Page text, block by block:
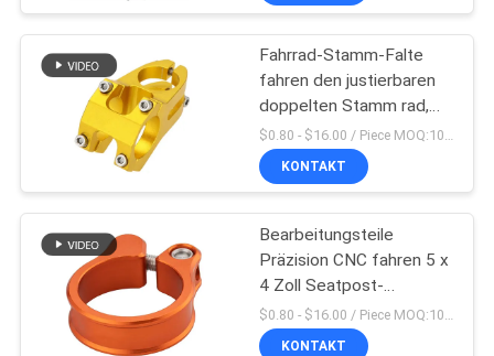
Fahrrad-Stamm-Falte
fahren den justierbaren
doppelten Stamm rad,
der in China hergestellt
wird
$0.80 - $16.00 / Piece MOQ:10 Stücke
KONTAKT
Bearbeitungsteile
Präzision CNC fahren 5 x
4 Zoll Seatpost-
Klammern-rad
$0.80 - $16.00 / Piece MOQ:10 Stücke
KONTAKT